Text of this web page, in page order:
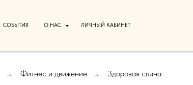
СОБЫТИЯ О НАС ЛИЧНЫЙ КАБИНЕТ
→ Фитнес и движение → Здоровая спина